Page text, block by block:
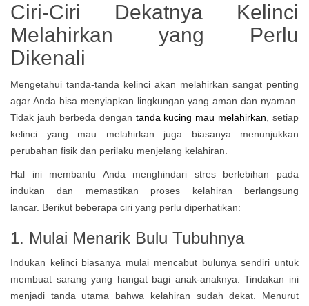
Ciri-Ciri Dekatnya Kelinci
Melahirkan yang Perlu
Dikenali
Mengetahui tanda-tanda kelinci akan melahirkan sangat penting
agar Anda bisa menyiapkan lingkungan yang aman dan nyaman.
Tidak jauh berbeda dengan tanda kucing mau melahirkan , setiap
kelinci yang mau melahirkan juga biasanya menunjukkan
perubahan fisik dan perilaku menjelang kelahiran.
Hal ini membantu Anda menghindari stres berlebihan pada
indukan dan memastikan proses kelahiran berlangsung
lancar. Berikut beberapa ciri yang perlu diperhatikan:
1. Mulai Menarik Bulu Tubuhnya
Indukan kelinci biasanya mulai mencabut bulunya sendiri untuk
membuat sarang yang hangat bagi anak-anaknya. Tindakan ini
menjadi tanda utama bahwa kelahiran sudah dekat. Menurut